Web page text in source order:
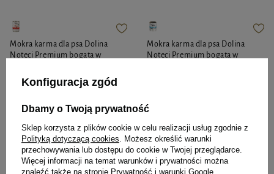
Mokra karma dla psa Dolina
Noteci Premium bogata w
LIMITOWANA
Najniższa cena z 30 dni przed
obniżką 7,99 zł -25%
5,99 zł 14,98 zł / kg
- +
Mokra karma dla psa Dolina
Noteci Premium bogata w
12,35 zł 15,44 zł / kg
-
Konfiguracja zgód
Dbamy o Twoją prywatność
Sklep korzysta z plików cookie w celu realizacji usług zgodnie z
Polityką dotyczącą cookies. Możesz określić warunki
przechowywania lub dostępu do cookie w Twojej przeglądarce.
Więcej informacji na temat warunków i prywatności można
znaleźć także na stronie Prywatność i warunki Google